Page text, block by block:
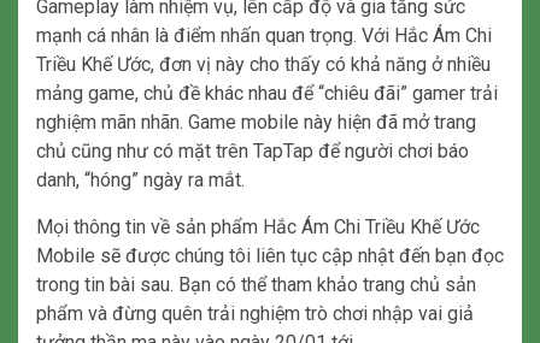
Gameplay làm nhiệm vụ, lên cấp độ và gia tăng sức
mạnh cá nhân là điểm nhấn quan trọng. Với Hắc Ám Chi
Triều Khế Ước, đơn vị này cho thấy có khả năng ở nhiều
mảng game, chủ đề khác nhau để “chiêu đãi” gamer trải
nghiệm mãn nhãn. Game mobile này hiện đã mở trang
chủ cũng như có mặt trên TapTap để người chơi báo
danh, “hóng” ngày ra mắt.
Mọi thông tin về sản phẩm Hắc Ám Chi Triều Khế Ước
Mobile sẽ được chúng tôi liên tục cập nhật đến bạn đọc
trong tin bài sau. Bạn có thể tham khảo trang chủ sản
phẩm và đừng quên trải nghiệm trò chơi nhập vai giả